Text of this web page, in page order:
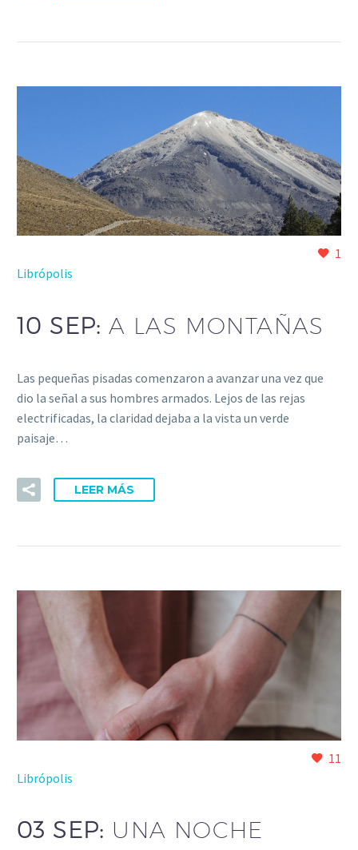
1
Librópolis
10 SEP:A LAS MONTAÑAS
Las pequeñas pisadas comenzaron a avanzar una vez que
dio la señal a sus hombres armados. Lejos de las rejas
electrificadas, la claridad dejaba a la vista un verde
paisaje…
LEER MÁS
11
Librópolis
03 SEP: UNA NOCHE